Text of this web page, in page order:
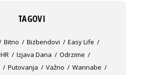
TAGOVI
Bitno Bizbendovi
Easy Life
HR Izjava Dana
Odrzime
Putovanja Važno
Wannabe